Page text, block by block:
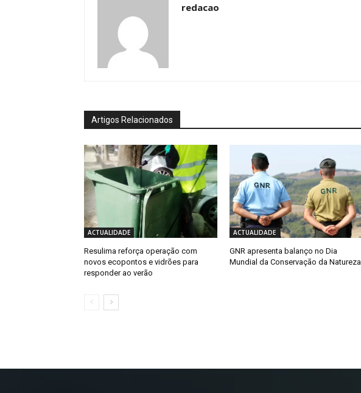
redacao
Artigos Relacionados
ACTUALIDADE
Resulima reforça operação com
novos ecopontos e vidrões para
responder ao verão
ACTUALIDADE
GNR apresenta balanço no Dia
Mundial da Conservação da Natureza